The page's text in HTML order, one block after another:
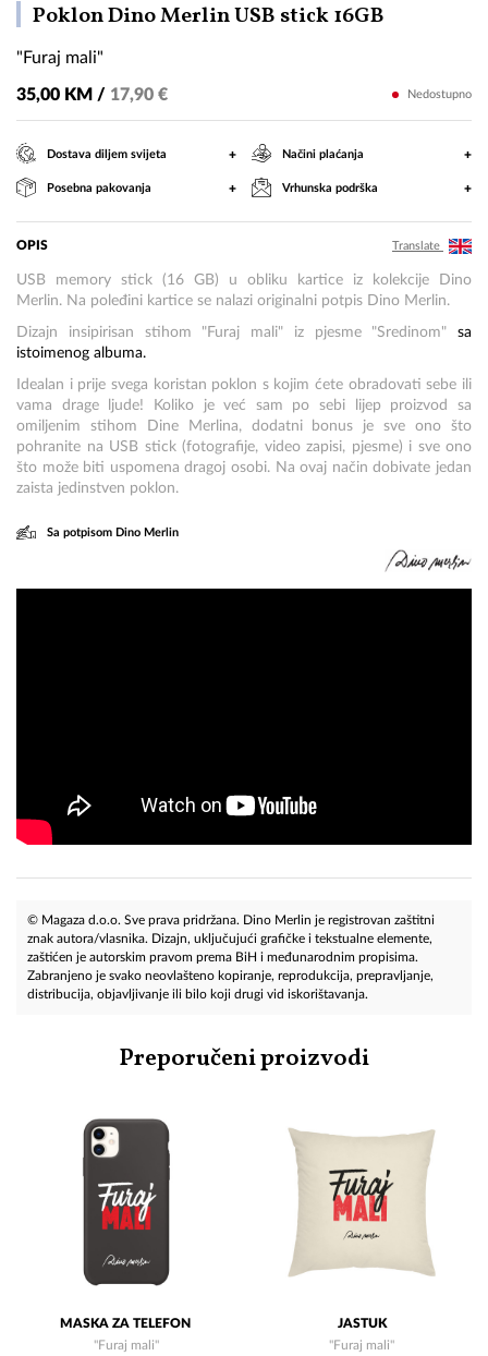
Poklon Dino Merlin USB stick 16GB
"Furaj mali"
35,00 KM / 17,90 € Nedostupno
Dostava diljem svijeta + Načini plaćanja +
Posebna pakovanja + Vrhunska podrška +
OPIS Translate
USB memory stick (16 GB) u obliku kartice iz kolekcije Dino
Merlin. Na poleđini kartice se nalazi originalni potpis Dino Merlin.
Dizajn insipirisan stihom "Furaj mali" iz pjesme "Sredinom" sa
istoimenog albuma.
Idealan i prije svega koristan poklon s kojim ćete obradovati sebe ili
vama drage ljude! Koliko je već sam po sebi lijep proizvod sa
omiljenim stihom Dine Merlina, dodatni bonus je sve ono što
pohranite na USB stick (fotografije, video zapisi, pjesme) i sve ono
što može biti uspomena dragoj osobi. Na ovaj način dobivate jedan
zaista jedinstven poklon.
Sa potpisom Dino Merlin
© Magaza d.o.o. Sve prava pridržana. Dino Merlin je registrovan zaštitni
znak autora/vlasnika. Dizajn, uključujući grafičke i tekstualne elemente,
zaštićen je autorskim pravom prema BiH i međunarodnim propisima.
Zabranjeno je svako neovlašteno kopiranje, reprodukcija, prepravljanje,
distribucija, objavljivanje ili bilo koji drugi vid iskorištavanja.
Preporučeni proizvodi
MASKA ZA TELEFON
"Furaj mali"
JASTUK
"Furaj mali"